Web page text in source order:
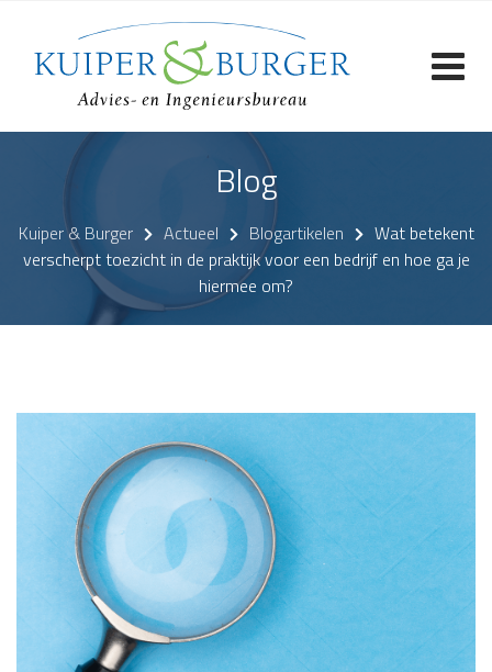
content
Blog
Kuiper & Burger Actueel Blogartikelen
Wat betekent
verscherpt toezicht in de praktijk voor een bedrijf en hoe ga je
hiermee om?